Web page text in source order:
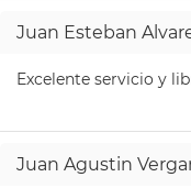
Juan Esteban
Excelente servicio y
Juan Agustin